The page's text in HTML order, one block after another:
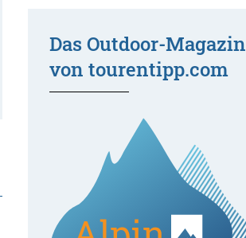
Das Outdoor-Magazin
von tourentipp.com